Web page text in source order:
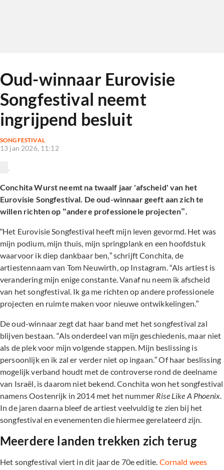
Oud-winnaar Eurovisie
Songfestival neemt
ingrijpend besluit
SONGFESTIVAL
13 jan 2026, 11:12
Conchita Wurst neemt na twaalf jaar 'afscheid' van het
Eurovisie Songfestival. De oud-winnaar geeft aan zich te
willen richten op “andere professionele projecten”.
“Het Eurovisie Songfestival heeft mijn leven gevormd. Het was
mijn podium, mijn thuis, mijn springplank en een hoofdstuk
waarvoor ik diep dankbaar ben,” schrijft Conchita, de
artiestennaam van Tom Neuwirth, op Instagram. “Als artiest is
verandering mijn enige constante. Vanaf nu neem ik afscheid
van het songfestival. Ik ga me richten op andere professionele
projecten en ruimte maken voor nieuwe ontwikkelingen.”
De oud-winnaar zegt dat haar band met het songfestival zal
blijven bestaan. “Als onderdeel van mijn geschiedenis, maar niet
als de plek voor mijn volgende stappen. Mijn beslissing is
persoonlijk en ik zal er verder niet op ingaan.” Of haar beslissing
mogelijk verband houdt met de controverse rond de deelname
van Israël, is daarom niet bekend. Conchita won het songfestival
namens Oostenrijk in 2014 met het nummer Rise Like A Phoenix.
In de jaren daarna bleef de artiest veelvuldig te zien bij het
songfestival en evenementen die hiermee gerelateerd zijn.
Meerdere landen trekken zich terug
Het songfestival viert in dit jaar de 70e editie. Cornald wees